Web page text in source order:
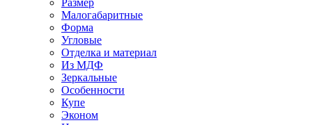
Размер
Малогабаритные
Форма
Угловые
Отделка и материал
Из МДФ
Зеркальные
Особенности
Купе
Эконом